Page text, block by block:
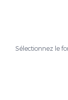
Sélectionnez le